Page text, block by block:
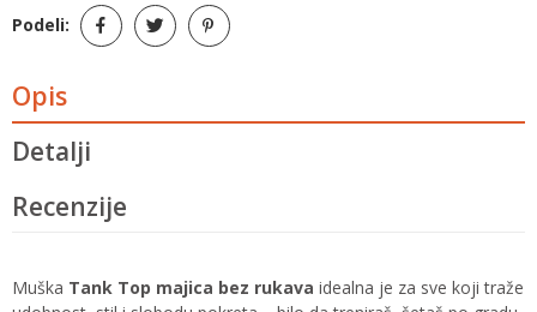
Podeli:
Opis
Detalji
Recenzije
Muška Tank Top majica bez rukava idealna je za sve koji traže